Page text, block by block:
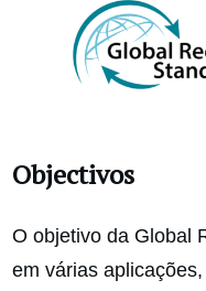
Objectivos
O objetivo da Global
em várias